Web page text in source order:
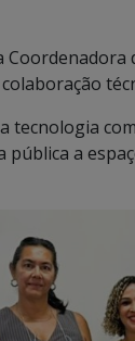
tecnologia
a